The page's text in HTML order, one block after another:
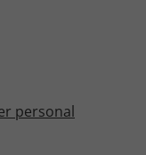
personal